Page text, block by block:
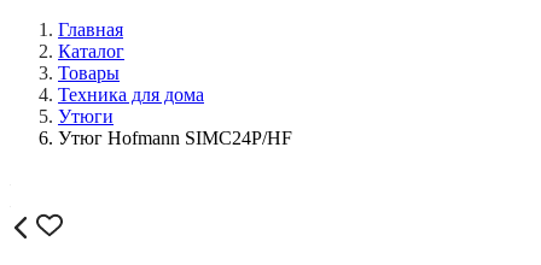
Главная
Каталог
Товары
Техника для дома
Утюги
Утюг Hofmann SIMC24P/HF